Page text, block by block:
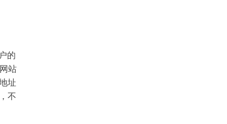
的
站
址
不